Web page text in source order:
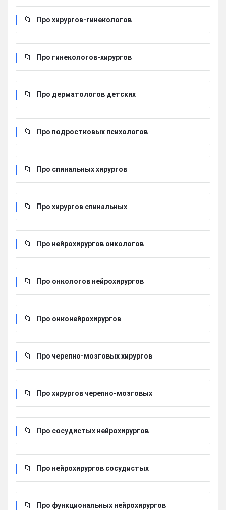
Про хирургов-гинекологов
Про гинекологов-хирургов
Про дерматологов детских
Про подростковых психологов
Про спинальных хирургов
Про хирургов cпинальных
Про нейрохирургов онкологов
Про онкологов нейрохирургов
Про онконейрохирургов
Про черепно-мозговых хирургов
Про хирургов черепно-мозговых
Про сосудистых нейрохирургов
Про нейрохирургов сосудистых
Про функциональных нейрохирургов